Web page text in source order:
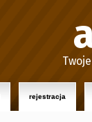
rejestracja